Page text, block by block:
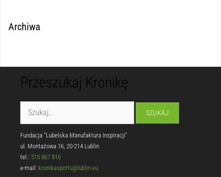
Archiwa
Przeszukaj Kronikę
Fundacja "Lubelska Manufaktura Inspiracji"
ul. Montażowa 16, 20-214 Lublin
tel.: 515 867 816
e-mail: kronikasportu@lublin.eu